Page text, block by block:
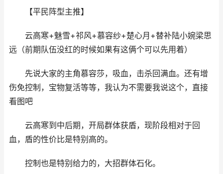
【平民阵型主推】
云高寒+魅雪+祁风+慕容纱+楚心月+替补陆小婉梁思
远（前期队伍没红的时候如果有这俩个可以先用着）
先说大家的主角慕容莎，吸血，击杀回满血。还有增
伤免控制，宝物复活等等，我认为不需要我说这个，直接
看图吧
云高寒到中后期，开局群体获盾，现阶段相对于回
血，盾的性价比是特别高的。
控制也是特别给力的，大招群体石化。